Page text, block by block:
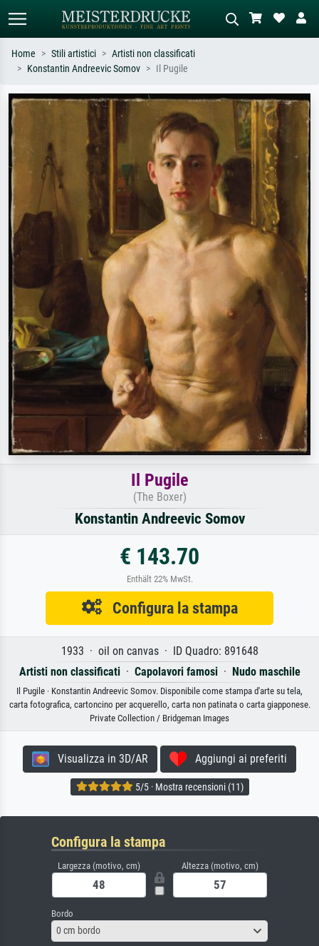
Cerca per artista, titolo o stile – es.
Monet, Notte stellata,
Impressionismo, onda di Hokusai,
nudo.
Descrivi la scena – es. prato verde,
astratto con molto rosso, dipinto a
olio scuro, nudo in piedi vicino a un
albero.
Home Stili artistici
Artisti non classificati
Konstantin Andreevic Somov
Il Pugile
Il Pugile
(The Boxer)
Konstantin Andreevic Somov
€ 143.70
Enthält 22% MwSt.
Configura la stampa
1933 · oil on canvas · ID Quadro: 891648
Artisti non classificati· Capolavori famosi· Nudo maschile
Il Pugile · Konstantin Andreevic Somov. Disponibile come stampa d'arte su tela,
carta fotografica, cartoncino per acquerello, carta non patinata o carta giapponese.
Private Collection / Bridgeman Images
Visualizza in 3D/AR Aggiungi ai preferiti
5/5 · Mostra recensioni (11)
Configura la stampa
Largezza (motivo, cm) Altezza (motivo, cm)
Bordo
0 cm bordo